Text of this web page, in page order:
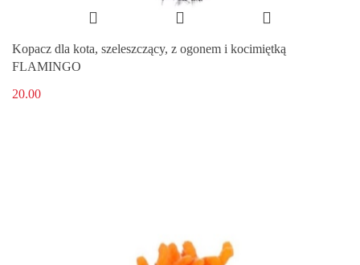
Kopacz dla kota, szeleszczący, z ogonem i kocimiętką
FLAMINGO
20.00